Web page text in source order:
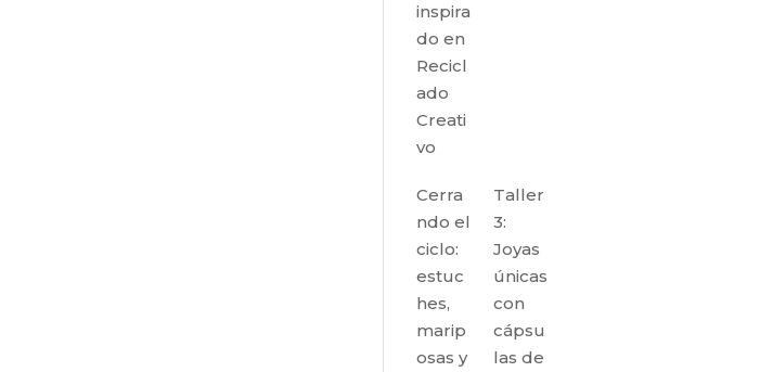
inspira
do en
Recicl
ado
Creati
vo
Cerra
ndo el
ciclo:
estuc
hes,
marip
osas y
Taller
3:
Joyas
únicas
con
cápsu
las de